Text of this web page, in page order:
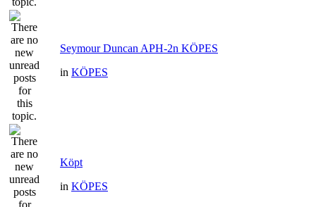
Seymour Duncan APH-2n KÖPES
in KÖPES
Köpt
in KÖPES